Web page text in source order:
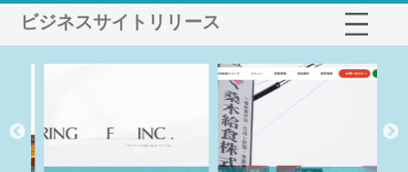
ビジネスサイトリリース